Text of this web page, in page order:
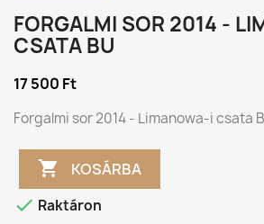
FORGALMI SOR 2014 -
CSATA BU
17 500 Ft
Forgalmi sor 2014 - Limanowa-i csata
 KOSÁRBA
 Raktáron